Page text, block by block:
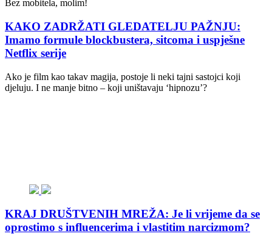
Bez mobitela, molim!
KAKO ZADRŽATI GLEDATELJU PAŽNJU:
Imamo formule blockbustera, sitcoma i uspješne
Netflix serije
Ako je film kao takav magija, postoje li neki tajni sastojci koji
djeluju. I ne manje bitno – koji uništavaju ‘hipnozu’?
KRAJ DRUŠTVENIH MREŽA: Je li vrijeme da se
oprostimo s influencerima i vlastitim narcizmom?